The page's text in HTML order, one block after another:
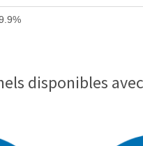
disponibles